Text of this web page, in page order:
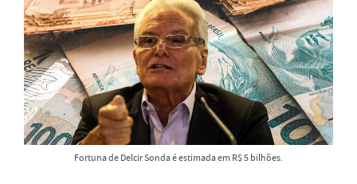
Fortuna de Delcir Sonda é estimada em R$ 5 bilhões.